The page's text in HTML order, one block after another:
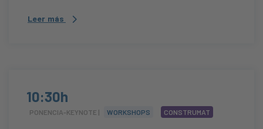
Leer más
10:30h
PONENCIA-KEYNOTE | WORKSHOPS CONSTRUMAT